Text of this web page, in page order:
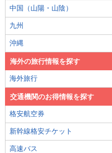
中国（山陽・山陰）
九州
沖縄
海外の旅行情報を探す
海外旅行
交通機関のお得情報を探す
格安航空券
新幹線格安チケット
高速バス